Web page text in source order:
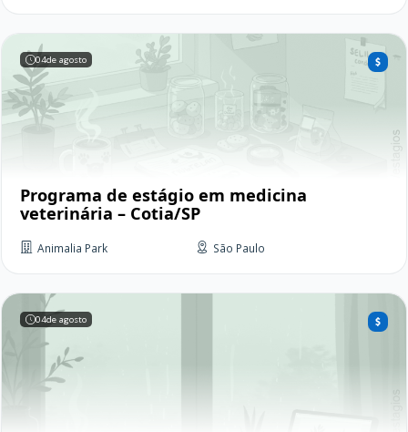
04de agosto
Programa de estágio em medicina
veterinária – Cotia/SP
Animalia Park São Paulo
04de agosto